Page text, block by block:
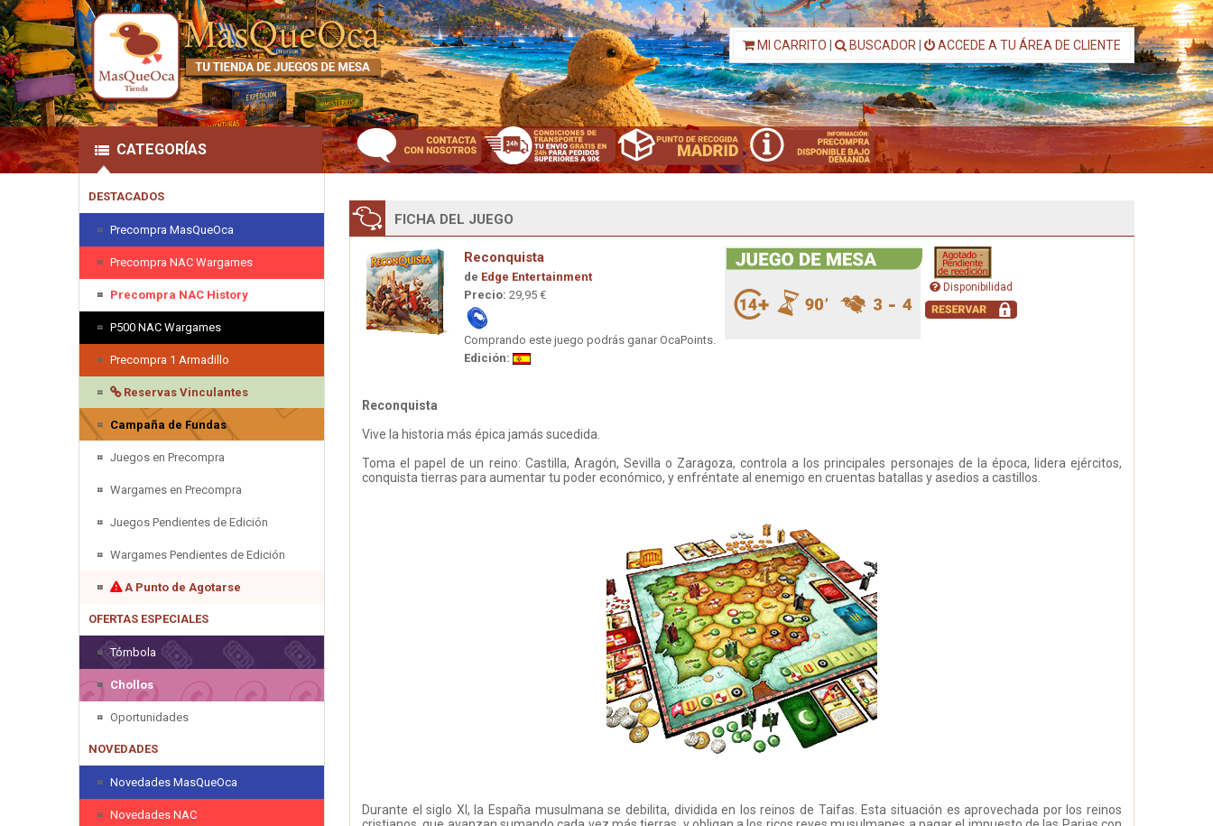
MI CARRITO BUSCADOR ACCEDE A TU ÁREA DE CLIENTE
CATEGORÍAS
DESTACADOS
Precompra MasQueOca
Precompra NAC Wargames
Precompra NAC History
P500 NAC Wargames
Precompra 1 Armadillo
Reservas Vinculantes
Campaña de Fundas
Juegos en Precompra
Wargames en Precompra
Juegos Pendientes de Edición
Wargames Pendientes de Edición
A Punto de Agotarse
OFERTAS ESPECIALES
Tómbola
Chollos
Oportunidades
NOVEDADES
Novedades MasQueOca
Novedades NAC
FICHA DEL JUEGO
Reconquista
de Edge Entertainment
Precio: 29,95 €
Comprando este juego podrás ganar OcaPoints.
Edición:
Disponibilidad
Reconquista
Vive la historia más épica jamás sucedida.
Toma el papel de un reino: Castilla, Aragón, Sevilla o Zaragoza, controla a los principales personajes de la época, lidera ejércitos,
conquista tierras para aumentar tu poder económico, y enfréntate al enemigo en cruentas batallas y asedios a castillos.
Durante el siglo XI, la España musulmana se debilita, dividida en los reinos de Taifas. Esta situación es aprovechada por los reinos